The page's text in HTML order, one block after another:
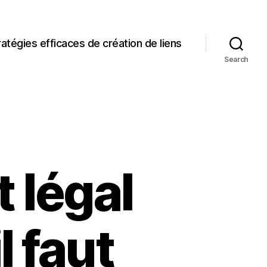
efficaces de création de liens
Search
légal
faut